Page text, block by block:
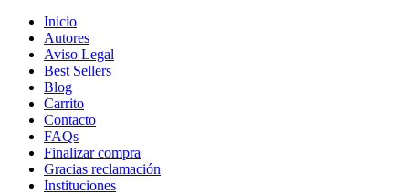
Inicio
Autores
Aviso Legal
Best Sellers
Blog
Carrito
Contacto
FAQs
Finalizar compra
Gracias reclamación
Instituciones